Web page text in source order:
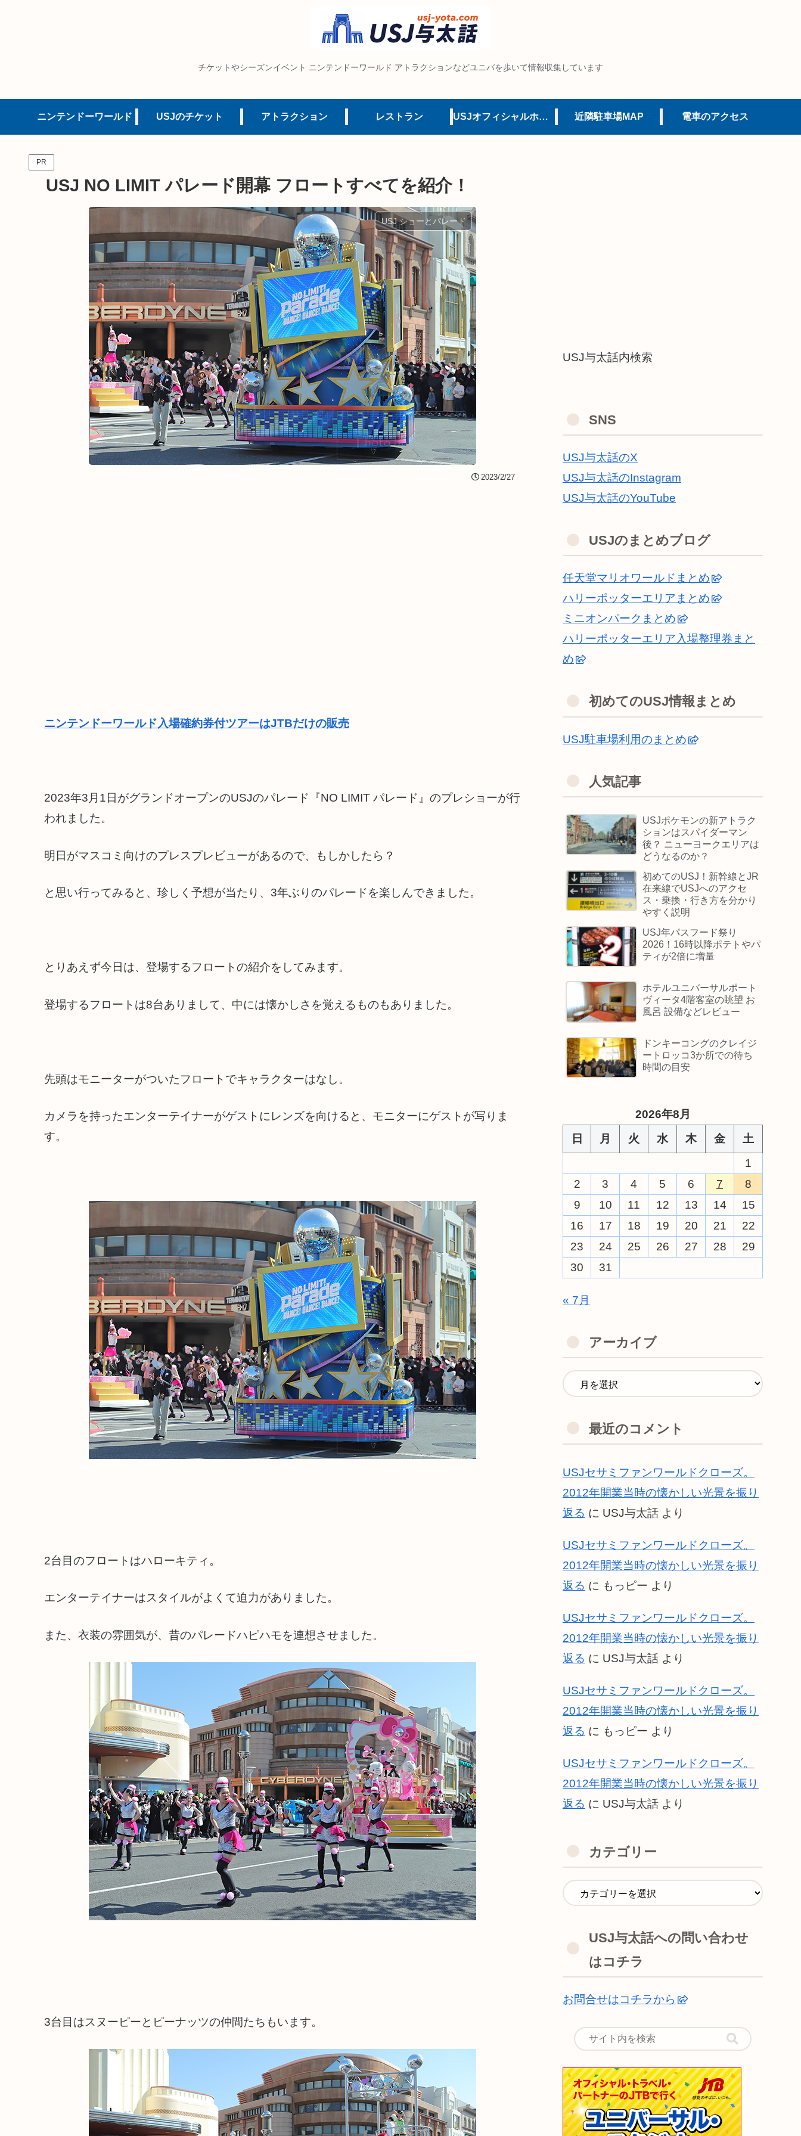
チケットやシーズンイベント ニンテンドーワールド アトラクションなどユニバを歩いて情報収集しています
ニンテンドーワールド USJのチケット アトラクション レストラン USJオフィシャルホテル 近隣駐車場MAP 電車のアクセス
PR
USJ NO LIMIT パレード開幕 フロートすべてを紹介！
USJ ショーとパレード
2023/2/27
ニンテンドーワールド入場確約券付ツアーはJTBだけの販売
2023年3月1日がグランドオープンのUSJのパレード『NO LIMIT パレード』のプレショーが行
われました。
明日がマスコミ向けのプレスプレビューがあるので、もしかしたら？
と思い行ってみると、珍しく予想が当たり、3年ぶりのパレードを楽しんできました。
とりあえず今日は、登場するフロートの紹介をしてみます。
登場するフロートは8台ありまして、中には懐かしさを覚えるものもありました。
先頭はモニーターがついたフロートでキャラクターはなし。
カメラを持ったエンターテイナーがゲストにレンズを向けると、モニターにゲストが写りま
す。
2台目のフロートはハローキティ。
エンターテイナーはスタイルがよくて迫力がありました。
また、衣装の雰囲気が、昔のパレードハピハモを連想させました。
3台目はスヌーピーとピーナッツの仲間たちもいます。
USJ与太話内検索
SNS
USJ与太話のX
USJ与太話のInstagram
USJ与太話のYouTube
USJのまとめブログ
任天堂マリオワールドまとめ
ハリーポッターエリアまとめ
ミニオンパークまとめ
ハリーポッターエリア入場整理券まと
め
初めてのUSJ情報まとめ
USJ駐車場利用のまとめ
人気記事
USJポケモンの新アトラク
ションはスパイダーマン
後？ ニューヨークエリアは
どうなるのか？
初めてのUSJ！新幹線とJR
在来線でUSJへのアクセ
ス・乗換・行き方を分かり
やすく説明
USJ年パスフード祭り
2026！16時以降ポテトやパ
ティが2倍に増量
ホテルユニバーサルポート
ヴィータ4階客室の眺望 お
風呂 設備などレビュー
ドンキーコングのクレイジ
ートロッコ3か所での待ち
時間の目安
2026年8月
日
月 火 水 木 金
土
1
2
3 4 5 6 7
8
9
10 11 12 13 14
15
16
17 18 19 20 21
22
23
24 25 26 27 28
29
30
31
« 7月
アーカイブ
最近のコメント
USJセサミファンワールドクローズ。
2012年開業当時の懐かしい光景を振り
返る に USJ与太話 より
USJセサミファンワールドクローズ。
2012年開業当時の懐かしい光景を振り
返る に もっピー より
USJセサミファンワールドクローズ。
2012年開業当時の懐かしい光景を振り
返る に USJ与太話 より
USJセサミファンワールドクローズ。
2012年開業当時の懐かしい光景を振り
返る に もっピー より
USJセサミファンワールドクローズ。
2012年開業当時の懐かしい光景を振り
返る に USJ与太話 より
カテゴリー
USJ与太話への問い合わせ
はコチラ
お問合せはコチラから